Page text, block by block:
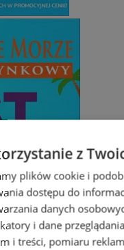
z
plików cookie i
dostępu do
danych
i dane
i treści, pomiaru